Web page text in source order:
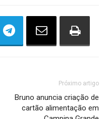
Próximo artigo
Bruno anuncia criação de
cartão alimentação em